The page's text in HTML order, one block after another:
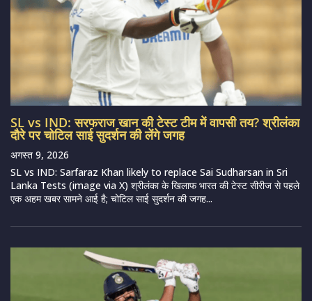
SL vs IND: सरफराज खान की टेस्ट टीम में वापसी तय? श्रीलंका
दौरे पर चोटिल साई सुदर्शन की लेंगे जगह
अगस्त 9, 2026
SL vs IND: Sarfaraz Khan likely to replace Sai Sudharsan in Sri
Lanka Tests (image via X) श्रीलंका के खिलाफ भारत की टेस्ट सीरीज से पहले
एक अहम खबर सामने आई है; चोटिल साई सुदर्शन की जगह...